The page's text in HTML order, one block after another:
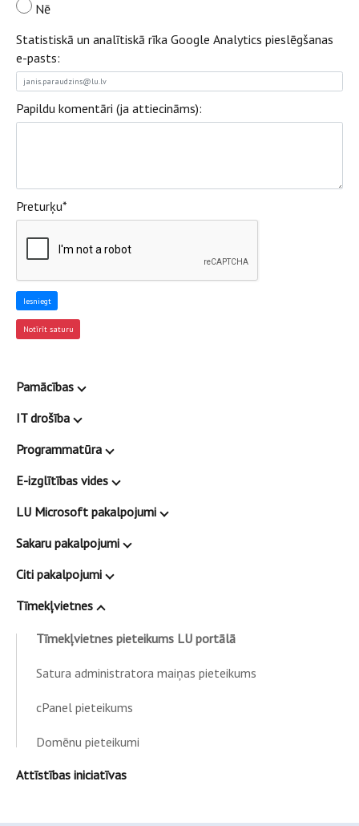
Nē
Statistiskā un analītiskā rīka Google Analytics pieslēgšanas
e-pasts:
Papildu komentāri (ja attiecināms):
Preturķu*
Pamācības
IT drošība
Programmatūra
E-izglītības vides
LU Microsoft pakalpojumi
Sakaru pakalpojumi
Citi pakalpojumi
Tīmekļvietnes
Tīmekļvietnes pieteikums LU portālā
Satura administratora maiņas pieteikums
cPanel pieteikums
Domēnu pieteikumi
Attīstības iniciatīvas